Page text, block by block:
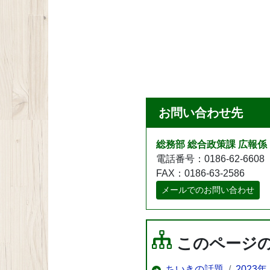
お問い合わせ先
総務部 総合政策課 広報係
電話番号：0186-62-6608
FAX：0186-63-2586
メールでのお問い合わせ
このページ